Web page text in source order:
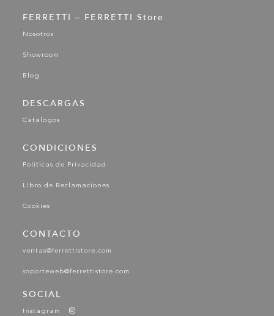
FERRETTI – FERRETTI Store
Nosotros
Showroom
Blog
DESCARGAS
Catálogos
CONDICIONES
Políticas de Privacidad
Libro de Reclamaciones
Cookies
CONTACTO
ventas@ferrettistore.com
soporteweb@ferrettistore.com
SOCIAL
Instagram